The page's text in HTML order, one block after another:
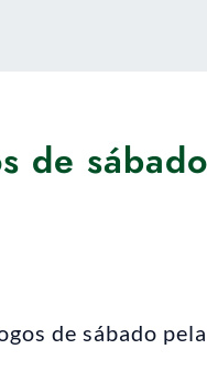
de
de sábado